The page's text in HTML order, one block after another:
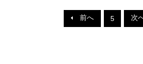
前へ 5 次